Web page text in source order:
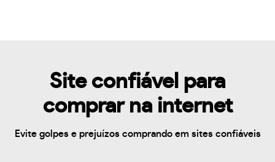
Site confiável para
comprar na internet
Evite golpes e prejuízos comprando em sites confiáveis